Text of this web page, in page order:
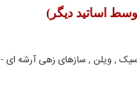
اساتید دیگر)
, ویلن , سازهای زهی آرشه ای -